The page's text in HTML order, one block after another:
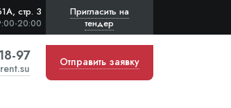
стр. 3
20:00
Пригласить на
тендер
97 Отправить заявку